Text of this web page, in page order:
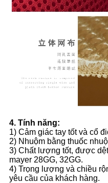
4. Tính năng:
1) Cảm giác tay tốt và cổ
2) Nhuộm bằng thuốc
3) Chất lượng tốt, được
mayer 28GG, 32GG.
4) Trọng lượng và chiều
yêu cầu của khách hàng.